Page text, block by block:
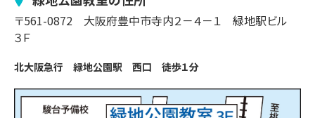
〒561-0872 大阪府豊中市寺内２－４－１
緑地駅ビル
３Ｆ
北大阪急行　緑地公園駅　西口　徒歩１分